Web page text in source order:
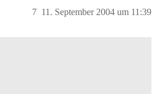
11. September 2004 um 11:39
7